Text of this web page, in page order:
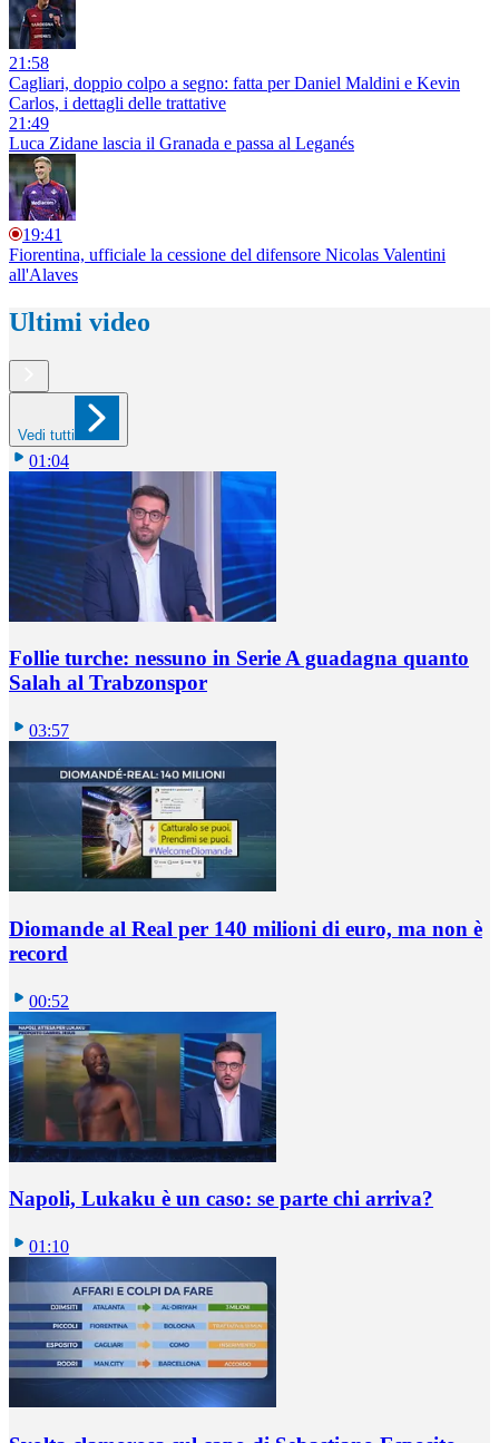
21:58
Cagliari, doppio colpo a segno: fatta per Daniel Maldini e Kevin
Carlos, i dettagli delle trattative
21:49
Luca Zidane lascia il Granada e passa al Leganés
19:41
Fiorentina, ufficiale la cessione del difensore Nicolas Valentini
all'Alaves
Ultimi video
Vedi tutti
01:04
Follie turche: nessuno in Serie A guadagna quanto
Salah al Trabzonspor
03:57
Diomande al Real per 140 milioni di euro, ma non è
record
00:52
Napoli, Lukaku è un caso: se parte chi arriva?
01:10